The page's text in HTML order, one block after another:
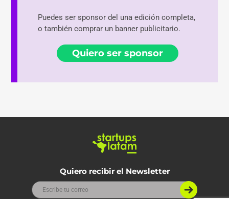
Puedes ser sponsor del una edición completa,
o también comprar un banner publicitario.
Quiero ser sponsor
Quiero recibir el Newsletter